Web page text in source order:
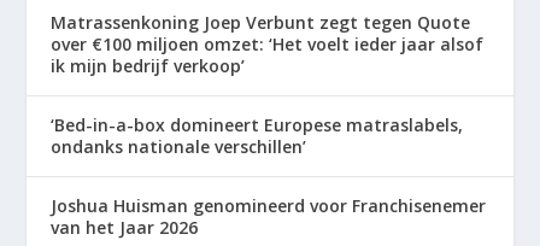
Matrassenkoning Joep Verbunt zegt tegen Quote
over €100 miljoen omzet: ‘Het voelt ieder jaar alsof
ik mijn bedrijf verkoop’
‘Bed-in-a-box domineert Europese matraslabels,
ondanks nationale verschillen’
Joshua Huisman genomineerd voor Franchisenemer
van het Jaar 2026